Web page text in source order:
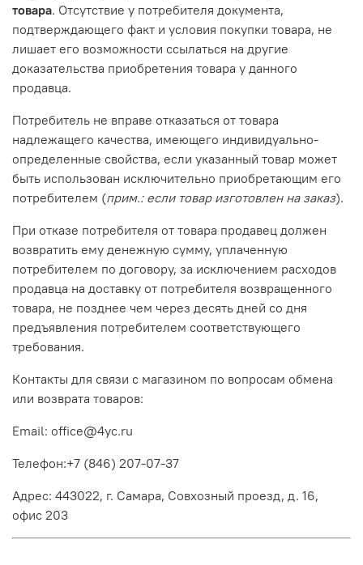
товара. Отсутствие у потребителя документа,
подтверждающего факт и условия покупки товара, не
лишает его возможности ссылаться на другие
доказательства приобретения товара у данного
продавца.
Потребитель не вправе отказаться от товара
надлежащего качества, имеющего индивидуально-
определенные свойства, если указанный товар может
быть использован исключительно приобретающим его
потребителем (прим.: если товар изготовлен на заказ).
При отказе потребителя от товара продавец должен
возвратить ему денежную сумму, уплаченную
потребителем по договору, за исключением расходов
продавца на доставку от потребителя возвращенного
товара, не позднее чем через десять дней со дня
предъявления потребителем соответствующего
требования.
Контакты для связи с магазином по вопросам обмена
или возврата товаров:
Email: office@4yc.ru
Телефон:+7 (846) 207-07-37
Адрес: 443022, г. Самара, Совхозный проезд, д. 16,
офис 203